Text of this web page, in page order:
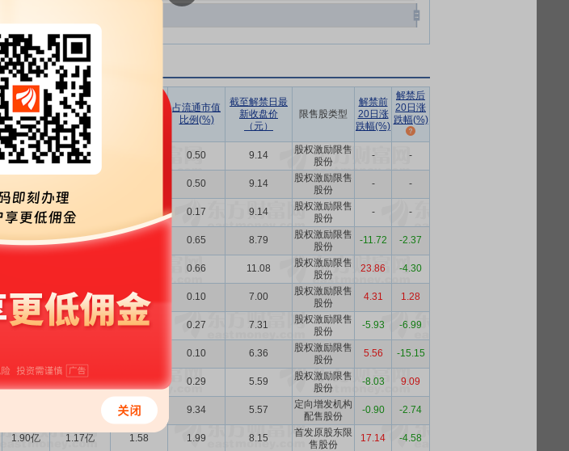
未解禁数
量(股)
实际解禁市值
(元)
占流通市值
比例(%)
截至解禁日最
新收盘价
（元）
限售股类型
解禁前
20日涨
跌幅(%)
解禁后
20日涨
跌幅(%)
1.87亿 3670.85万 0.50 9.14
股权激励限售
股份
- -
0.50 9.14
股权激励限售
股份
- -
1.95亿 1256.75万 0.17 9.14
股权激励限售
股份
- -
1.96亿 4590.58万 0.52 0.65 8.79
股权激励限售
股份
-11.72 -2.37
0.66 11.08
股权激励限售
股份
23.86 -4.30
2.01亿 550.20万 0.08 0.10 7.00
股权激励限售
股份
4.31 1.28
2.02亿 1586.72万 0.22 0.27 7.31
股权激励限售
股份
-5.93 -6.99
0.10 6.36
股权激励限售
股份
5.56 -15.15
2.00亿 1282.55万 0.23 0.29 5.59
股权激励限售
股份
-8.03 9.09
7.43 9.34 5.57
定向增发机构
配售股份
-0.90 -2.74
1.90亿 1.17亿 1.58 1.99 8.15
首发原股东限
售股份
17.14 -4.58